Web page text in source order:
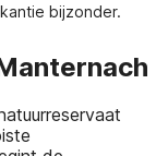
bijzonder.